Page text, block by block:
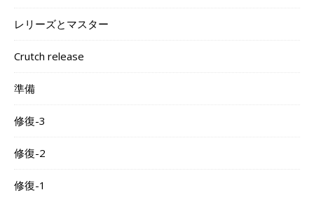
レリーズとマスター
Crutch release
準備
修復-3
修復-2
修復-1